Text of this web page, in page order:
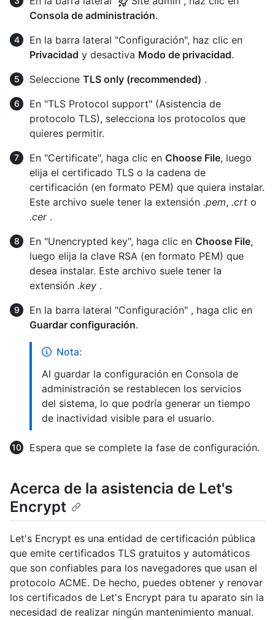
Consola de administración.
En la barra lateral "Configuración", haz clic en
Privacidad y desactiva Modo de privacidad.
Seleccione TLS only (recommended) .
En "TLS Protocol support" (Asistencia de
protocolo TLS), selecciona los protocolos que
quieres permitir.
En "Certificate", haga clic en Choose File, luego
elija el certificado TLS o la cadena de
certificación (en formato PEM) que quiera instalar.
Este archivo suele tener la extensión .pem, .crt o
.cer.
En "Unencrypted key", haga clic en Choose File,
luego elija la clave RSA (en formato PEM) que
desea instalar. Este archivo suele tener la
extensión .key .
En la barra lateral "Configuración" , haga clic en
Guardar configuración.
Nota:
Al guardar la configuración en Consola de
administración se restablecen los servicios
del sistema, lo que podría generar un tiempo
de inactividad visible para el usuario.
Espera que se complete la fase de configuración.
Acerca de la asistencia de Let's
Encrypt
Let's Encrypt es una entidad de certificación pública
que emite certificados TLS gratuitos y automáticos
que son confiables para los navegadores que usan el
protocolo ACME. De hecho, puedes obtener y renovar
los certificados de Let's Encrypt para tu aparato sin la
necesidad de realizar ningún mantenimiento manual.